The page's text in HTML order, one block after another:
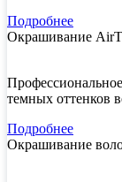
Подробнее
Окрашивание
темных оттенков
Подробнее
Окрашивание